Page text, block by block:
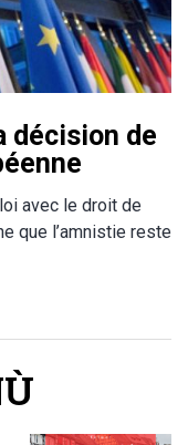
décision de
avec le droit de
que l’amnistie reste